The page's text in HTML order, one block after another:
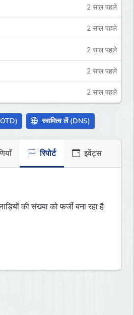
2 साल पहले
2 साल पहले
2 साल पहले
2 साल पहले
2 साल पहले
स्वामित्व लें (DNS)
रिपोर्ट इवेंट्स
की संख्या को फर्जी बना रहा है